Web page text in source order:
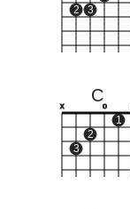
2 3
C
x
3
2
o
1